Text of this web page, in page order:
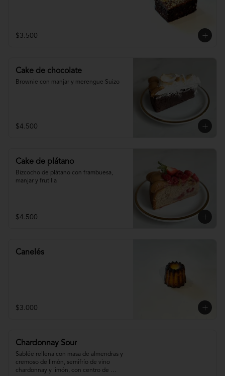
$3.500
Cake de chocolate
Brownie con manjar y merengue Suizo
$4.500
Cake de plátano
Bizcocho de plátano con frambuesa,
manjar y frutilla
$4.500
Canelés
$3.000
Chardonnay Sour
Sablée rellena con masa de almendras y
cremoso de limón, semifrío de vino
chardonnay y limón, con centro de